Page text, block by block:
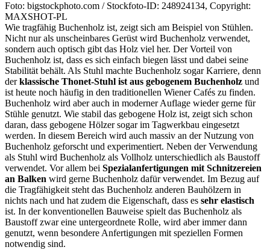
Foto: bigstockphoto.com / Stockfoto-ID: 248924134, Copyright:
MAXSHOT-PL
Wie tragfähig Buchenholz ist, zeigt sich am Beispiel von Stühlen.
Nicht nur als unscheinbares Gerüst wird Buchenholz verwendet,
sondern auch optisch gibt das Holz viel her. Der Vorteil von
Buchenholz ist, dass es sich einfach biegen lässt und dabei seine
Stabilität behält. Als Stuhl machte Buchenholz sogar Karriere, denn
derklassische Thonet-Stuhl ist aus gebogenem Buchenholz und
ist heute noch häufig in den traditionellen Wiener Cafés zu finden.
Buchenholz wird aber auch in moderner Auflage wieder gerne für
Stühle genutzt. Wie stabil das gebogene Holz ist, zeigt sich schon
daran, dass gebogene Hölzer sogar im Tagwerkbau eingesetzt
werden. In diesem Bereich wird auch massiv an der Nutzung von
Buchenholz geforscht und experimentiert. Neben der Verwendung
als Stuhl wird Buchenholz als Vollholz unterschiedlich als Baustoff
verwendet. Vor allem bei Spezialanfertigungen mit Schnitzereien
an Balken wird gerne Buchenholz dafür verwendet. Im Bezug auf
die Tragfähigkeit steht das Buchenholz anderen Bauhölzern in
nichts nach und hat zudem die Eigenschaft, dass es sehr elastisch
ist. In der konventionellen Bauweise spielt das Buchenholz als
Baustoff zwar eine untergeordnete Rolle, wird aber immer dann
genutzt, wenn besondere Anfertigungen mit speziellen Formen
notwendig sind.